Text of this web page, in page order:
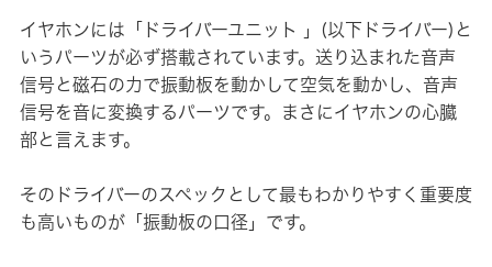
イヤホンには「ドライバーユニット 」(以下ドライバー)と
いうパーツが必ず搭載されています。送り込まれた音声
信号と磁石の力で振動板を動かして空気を動かし、音声
信号を音に変換するパーツです。まさにイヤホンの心臓
部と言えます。
そのドライバーのスペックとして最もわかりやすく重要度
も高いものが「振動板の口径」です。